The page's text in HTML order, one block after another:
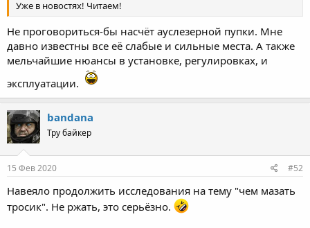
Уже в новостях! Читаем!
Не проговориться-бы насчёт ауслезерной пупки. Мне
давно известны все её слабые и сильные места. А также
мельчайшие нюансы в установке, регулировках, и
эксплуатации.
bandana
Тру байкер
15 Фев 2020 #52
Навеяло продолжить исследования на тему "чем мазать
тросик". Не ржать, это серьёзно.